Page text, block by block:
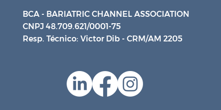
BCA - BARIATRIC CHANNEL ASSOCIATION
CNPJ 48.709.621/0001-75
Resp. Técnico: Victor Dib - CRM/AM 2205